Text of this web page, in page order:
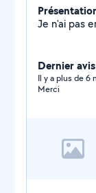
Dernier
Il y a plus de 6
Merci